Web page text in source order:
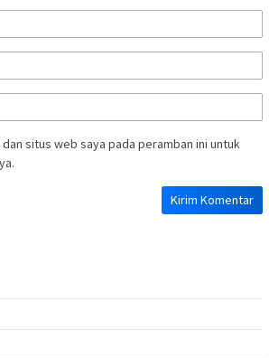
situs web saya pada peramban ini untuk